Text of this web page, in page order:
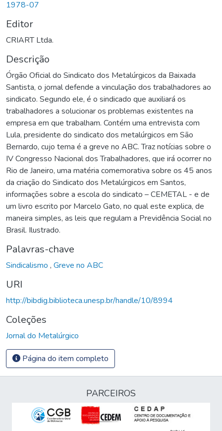
1978-07
Editor
CRIART Ltda.
Descrição
Órgão Oficial do Sindicato dos Metalúrgicos da Baixada
Santista, o jornal defende a vinculação dos trabalhadores ao
sindicato. Segundo ele, é o sindicado que auxiliará os
trabalhadores a solucionar os problemas existentes na
empresa em que trabalham. Contém uma entrevista com
Lula, presidente do sindicato dos metalúrgicos em São
Bernardo, cujo tema é a greve no ABC. Traz notícias sobre o
IV Congresso Nacional dos Trabalhadores, que irá ocorrer no
Rio de Janeiro, uma matéria comemorativa sobre os 45 anos
da criação do Sindicato dos Metalúrgicos em Santos,
informações sobre a escola do sindicato – CEMETAL - e de
um livro escrito por Marcelo Gato, no qual este explica, de
maneira simples, as leis que regulam a Previdência Social no
Brasil. Ilustrado.
Palavras-chave
Sindicalismo , Greve no ABC
URI
http://bibdig.biblioteca.unesp.br/handle/10/8994
Coleções
Jornal do Metalúrgico
Página do item completo
PARCEIROS